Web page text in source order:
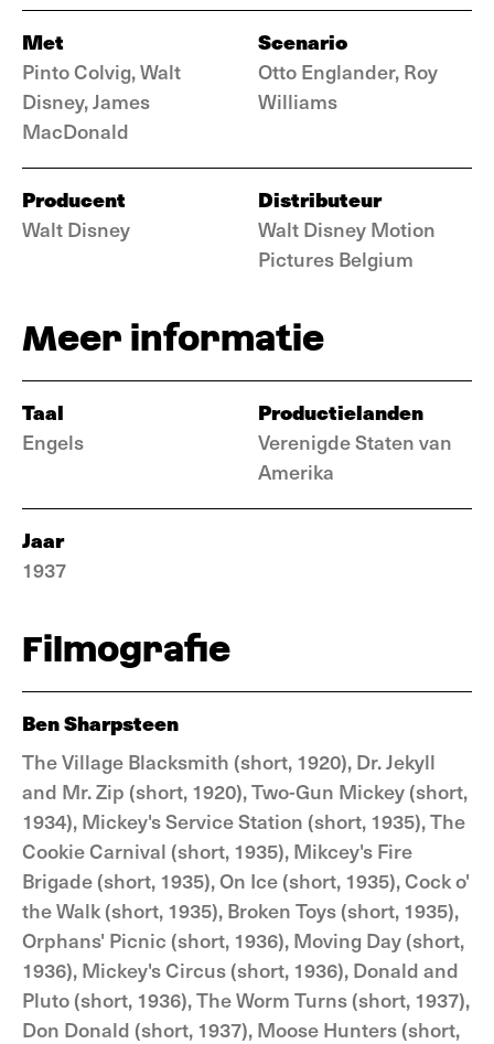
Met
Pinto Colvig, Walt
Disney, James
MacDonald
Scenario
Otto Englander, Roy
Williams
Producent
Walt Disney
Distributeur
Walt Disney Motion
Pictures Belgium
Meer informatie
Taal
Engels
Productielanden
Verenigde Staten van
Amerika
Jaar
1937
Filmografie
Ben Sharpsteen
The Village Blacksmith (short, 1920), Dr. Jekyll
and Mr. Zip (short, 1920), Two-Gun Mickey (short,
1934), Mickey's Service Station (short, 1935), The
Cookie Carnival (short, 1935), Mikcey's Fire
Brigade (short, 1935), On Ice (short, 1935), Cock o'
the Walk (short, 1935), Broken Toys (short, 1935),
Orphans' Picnic (short, 1936), Moving Day (short,
1936), Mickey's Circus (short, 1936), Donald and
Pluto (short, 1936), The Worm Turns (short, 1937),
Don Donald (short, 1937), Moose Hunters (short,